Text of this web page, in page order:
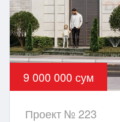
9 000 000 сум
Проект № 223